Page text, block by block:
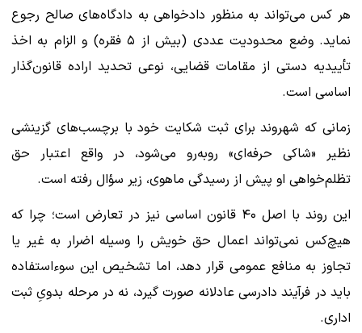
هر کس می‌تواند به منظور دادخواهی به دادگاه‌های صالح رجوع
نماید. وضع محدودیت عددی (بیش از ۵ فقره) و الزام به اخذ
تأییدیه دستی از مقامات قضایی، نوعی تحدید اراده قانون‌گذار
اساسی است.
زمانی که شهروند برای ثبت شکایت خود با برچسب‌های گزینشی
نظیر «شاکی حرفه‌ای» روبه‌رو می‌شود، در واقع اعتبار حق
تظلم‌خواهی او پیش از رسیدگی ماهوی، زیر سؤال رفته است.
این روند با اصل ۴۰ قانون اساسی نیز در تعارض است؛ چرا که
هیچ‌کس نمی‌تواند اعمال حق خویش را وسیله اضرار به غیر یا
تجاوز به منافع عمومی قرار دهد، اما تشخیص این سوءاستفاده
باید در فرآیند دادرسی عادلانه صورت گیرد، نه در مرحله بدویِ ثبت
اداری.